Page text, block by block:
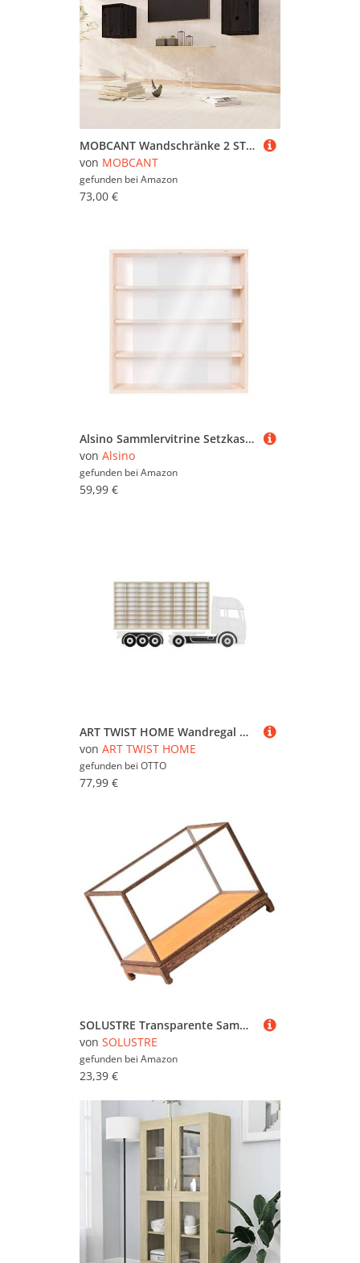
MOBCANT Wandschränke 2 STK. Schwarz 30x30x40 cm Massivholz Kiefer, Kleiderständer Hängeschrank Sammlervitrine Wandregale Verwendbar für Schlafzimmer Arbeitszimmer Badezimmer Wohnzimmer
von MOBCANT
gefunden bei Amazon
73,00 €
Alsino Sammlervitrine Setzkasten mit Scheibe Wandregal Holz Hängevitrine Deutsche Holzmanufaktur Mineralien Steine Figuren V-07 50 x 52 x 12 cm mit 2 Plexiglasscheiben
von Alsino
gefunden bei Amazon
59,99 €
ART TWIST HOME Wandregal Modellauto Display-Regal 80 Fächer Hot Wheels Holz 78x40cm, Sammelvitrine Matchbox Setzkasten Aufbewahrung Kinderzimmer LKW
von ART TWIST HOME
gefunden bei OTTO
77,99 €
SOLUSTRE Transparente Sammlervitrine aus Holz Staubdichte Aufbewahrungsbox für Antiquitäten Figuren und Dekorationen Display zur Platzsparenden Präsentation und Geschenkidee
von SOLUSTRE
gefunden bei Amazon
23,39 €